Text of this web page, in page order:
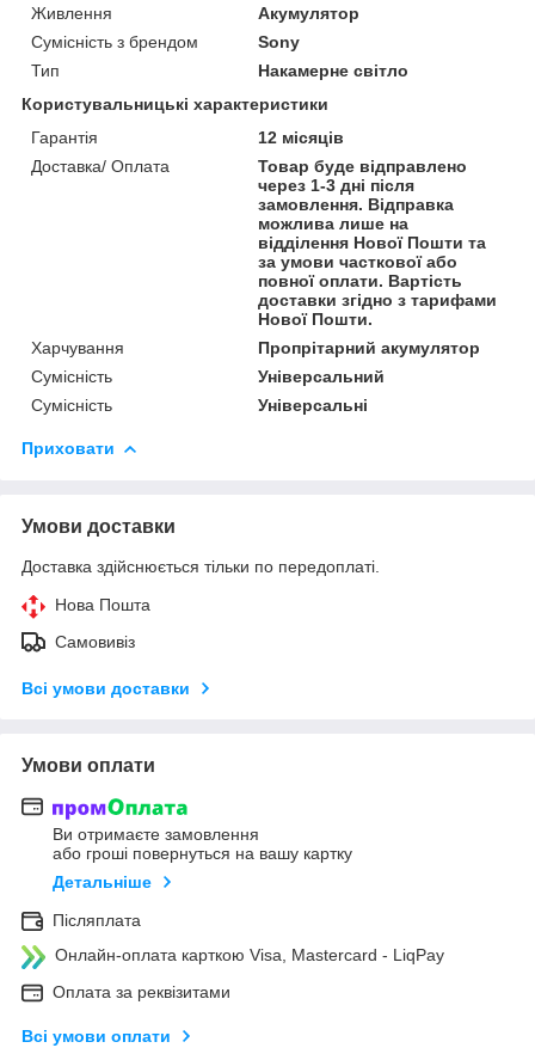
Живлення
Акумулятор
Сумісність з брендом
Sony
Тип
Накамерне світло
Користувальницькі характеристики
Гарантія
12 місяців
Доставка/ Оплата
Товар буде відправлено
через 1-3 дні після
замовлення. Відправка
можлива лише на
відділення Нової Пошти та
за умови часткової або
повної оплати. Вартість
доставки згідно з тарифами
Нової Пошти.
Харчування
Пропрітарний акумулятор
Сумісність
Універсальний
Сумісність
Універсальні
Приховати
Умови доставки
Доставка здійснюється тільки по передоплаті.
Нова Пошта
Самовивіз
Всі умови доставки
Умови оплати
Ви отримаєте замовлення
або гроші повернуться на вашу картку
Детальніше
Післяплата
Онлайн-оплата карткою Visa, Mastercard - LiqPay
Оплата за реквізитами
Всі умови оплати